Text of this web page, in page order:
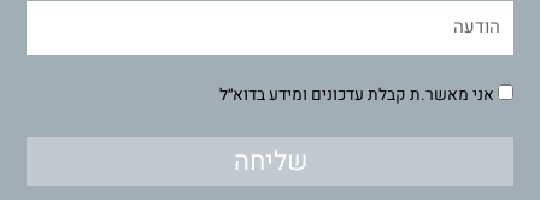
אני מאשר.ת קבלת עדכונים ומידע בדוא״ל
שליחה